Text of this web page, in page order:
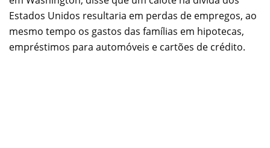
Estados Unidos resultaria em perdas de empregos, ao
mesmo tempo os gastos das famílias em hipotecas,
empréstimos para automóveis e cartões de crédito.